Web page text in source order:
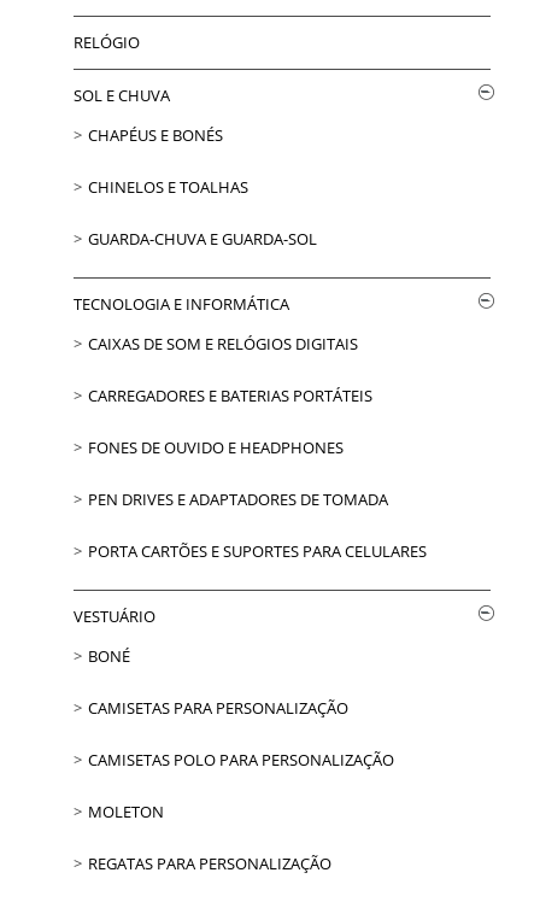
RELÓGIO
SOL E CHUVA
CHAPÉUS E BONÉS
CHINELOS E TOALHAS
GUARDA-CHUVA E GUARDA-SOL
TECNOLOGIA E INFORMÁTICA
CAIXAS DE SOM E RELÓGIOS DIGITAIS
CARREGADORES E BATERIAS PORTÁTEIS
FONES DE OUVIDO E HEADPHONES
PEN DRIVES E ADAPTADORES DE TOMADA
PORTA CARTÕES E SUPORTES PARA CELULARES
VESTUÁRIO
BONÉ
CAMISETAS PARA PERSONALIZAÇÃO
CAMISETAS POLO PARA PERSONALIZAÇÃO
MOLETON
REGATAS PARA PERSONALIZAÇÃO